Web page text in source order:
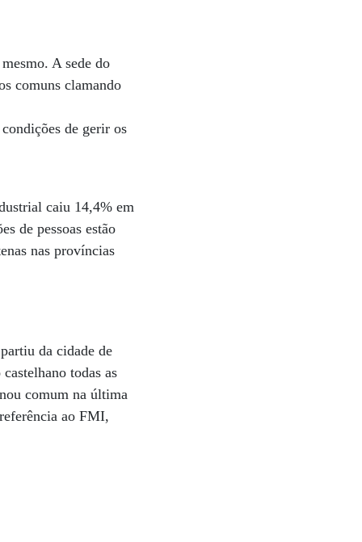
A sede do
comuns clamando
de gerir os
caiu 14,4% em
de pessoas estão
nas províncias
da cidade de
todas as
comum na última
ao FMI,